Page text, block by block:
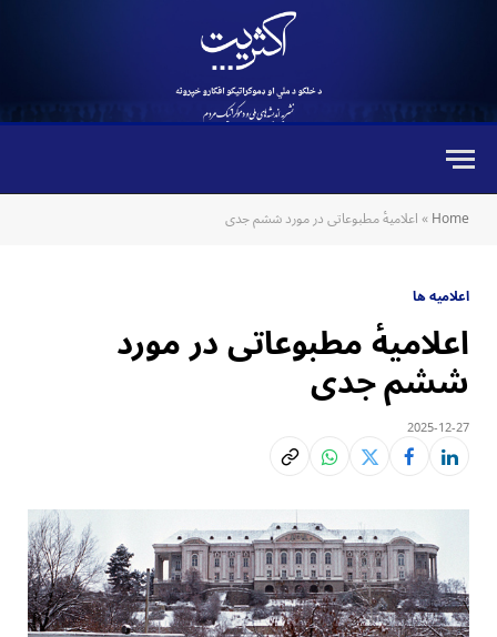
Home
»‏اعلامیهٔ مطبوعاتی در مورد ششم جدی
اعلامیه ها
‏اعلامیهٔ مطبوعاتی در مورد
ششم جدی
2025-12-27